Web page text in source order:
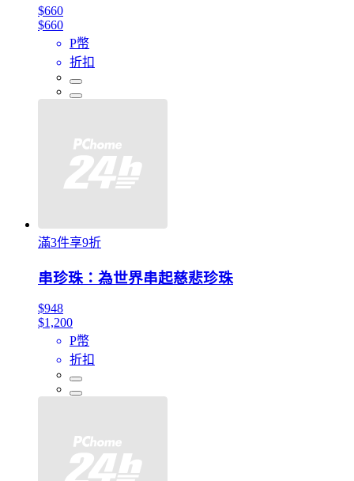
$660
$660
P幣
折扣
滿3件享9折
串珍珠：為世界串起慈悲珍珠
$948
$1,200
P幣
折扣